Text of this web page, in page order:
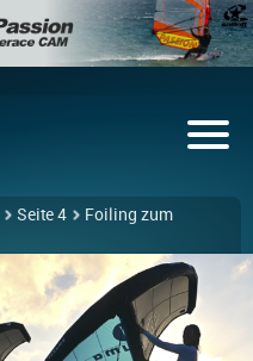
Seite 4
Foiling zum